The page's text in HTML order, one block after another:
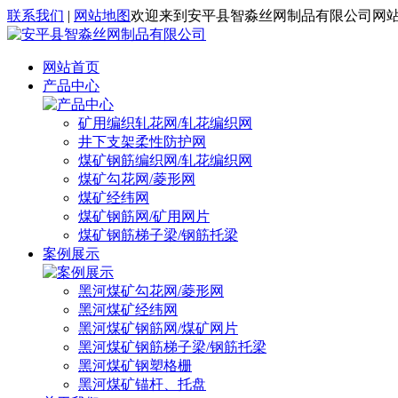
联系我们 | 网站地图欢迎来到安平县智淼丝网制品有限公司网
网站首页
产品中心
矿用编织轧花网/轧花编织网
井下支架柔性防护网
煤矿钢筋编织网/轧花编织网
煤矿勾花网/菱形网
煤矿经纬网
煤矿钢筋网/矿用网片
煤矿钢筋梯子梁/钢筋托梁
案例展示
黑河煤矿勾花网/菱形网
黑河煤矿经纬网
黑河煤矿钢筋网/煤矿网片
黑河煤矿钢筋梯子梁/钢筋托梁
黑河煤矿钢塑格栅
黑河煤矿锚杆、托盘